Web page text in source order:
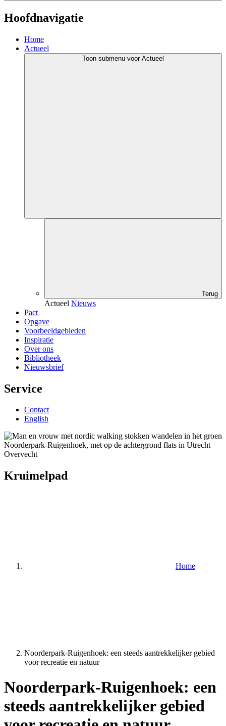
Hoofdnavigatie
Home
Actueel
Toon submenu voor Actueel
Terug
Actueel Nieuws
Pact
Opgave
Voorbeeldgebieden
Inspiratie
Over ons
Bibliotheek
Nieuwsbrief
Service
Contact
English
Kruimelpad
Home
Noorderpark-Ruigenhoek: een steeds aantrekkelijker gebied
voor recreatie en natuur
Noorderpark-Ruigenhoek: een
steeds aantrekkelijker gebied